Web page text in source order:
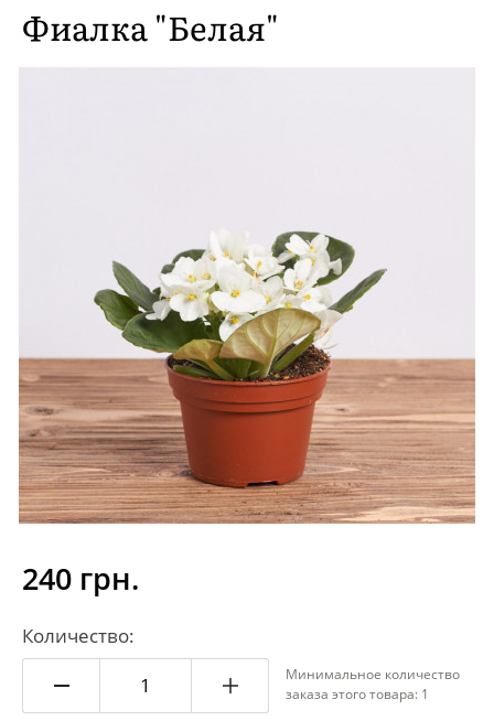
Фиалка "Белая"
240 грн.
Количество:
Минимальное количество
заказа этого товара: 1